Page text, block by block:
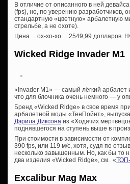
В отличие от описанного в ней
(fps), но, по уверению разработчиков,
стандартную «цветную» арбалетную
стрельбе, а не охоте).
Цена… ох-хо-хо… 2549,99 долларов.
Wicked Ridge Invader M1
«Invader M1» — самый лёгкий арбалет
что для блочника очень немного — у
Бренд «Wicked Ridge» в свое время
арбалетной моды «ТенПойнт»,
Дэрила Диксона из «Ходячих
поднявшегося на ступень выше в
При стоимости в зависимости от
390 fps, или 119 м/с, хотя, судя по
несколько завышенным. Но, как бы то
два изделия «Wicked Ridge», см. «
Excalibur Mag Max